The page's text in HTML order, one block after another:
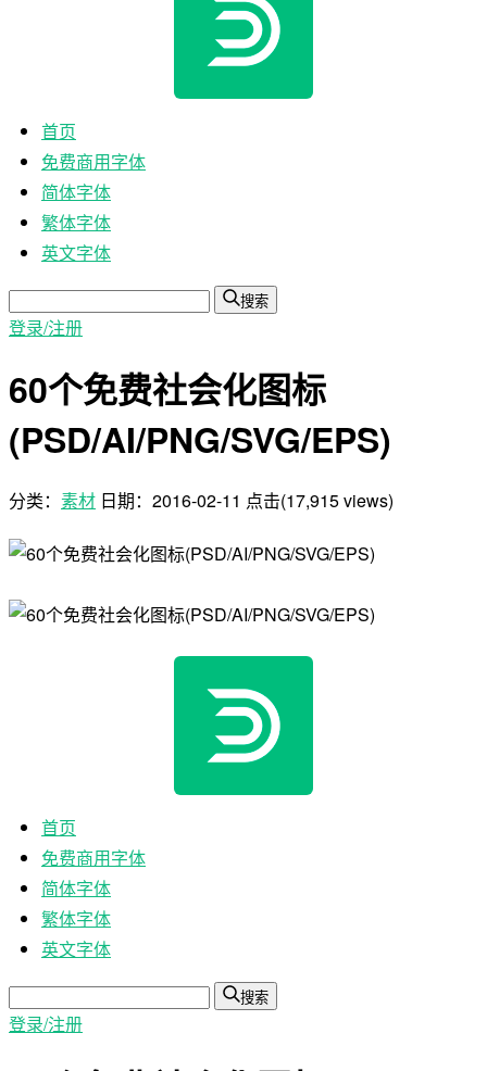
首页
免费商用字体
简体字体
繁体字体
英文字体
搜索
登录/注册
60个免费社会化图标
(PSD/AI/PNG/SVG/EPS)
分类： 素材 日期： 2016-02-11 点击(17,915 views)
首页
免费商用字体
简体字体
繁体字体
英文字体
搜索
登录/注册